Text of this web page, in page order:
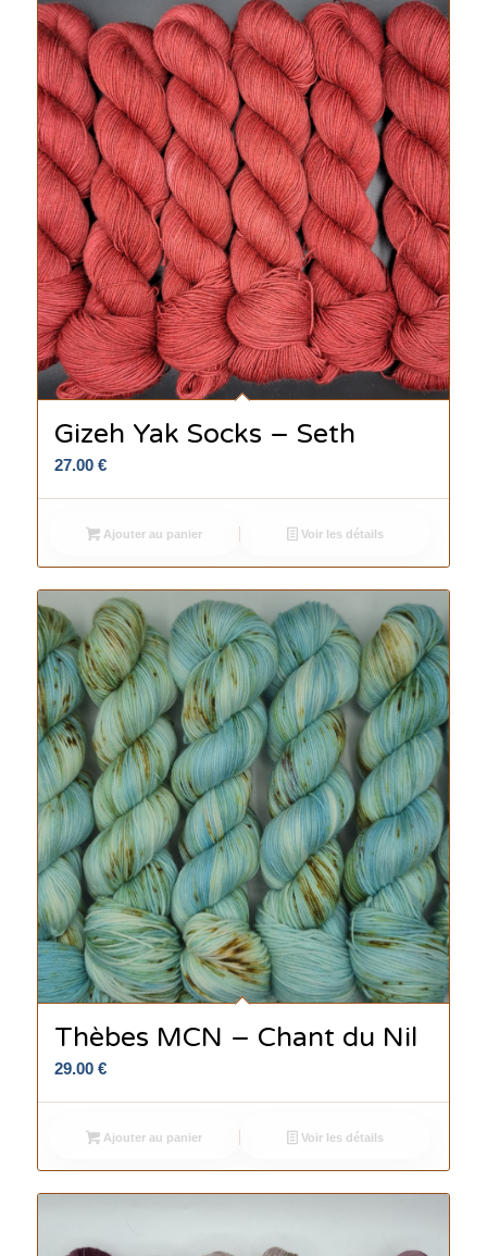
Gizeh Yak Socks – Seth
27.00 €
Ajouter au panier Voir les détails
Thèbes MCN – Chant du Nil
29.00 €
Ajouter au panier Voir les détails